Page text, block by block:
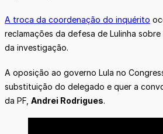
A troca da coordenação do inquérito
reclamações da defesa de Lulinha
da investigação.
A oposição ao governo Lula no
substituição do delegado e quer a
da PF, Andrei Rodrigues.